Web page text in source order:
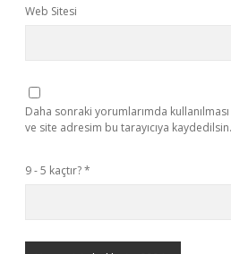
Web Sitesi
Daha sonraki yorumlarımda
ve site adresim bu tarayıcıya kaydedilsin.
9 - 5 kaçtır?*